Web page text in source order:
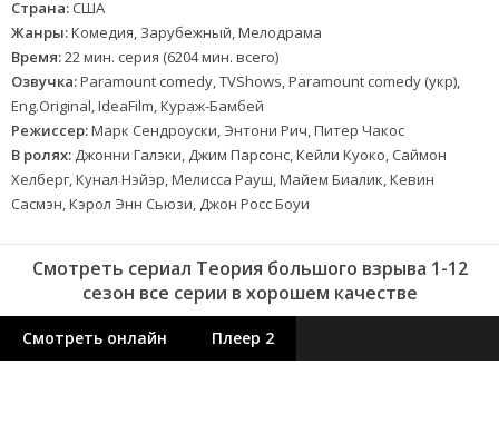
Страна: США
Жанры:Комедия, Зарубежный, Мелодрама
Время:22 мин. серия (6204 мин. всего)
Озвучка:Paramount comedy, TVShows, Paramount comedy (укр),
Eng.Original, IdeaFilm, Кураж-Бамбей
Режиссер:Марк Сендроуски, Энтони Рич, Питер Чакос
В ролях: Джонни Галэки, Джим Парсонс, Кейли Куоко, Саймон
Хелберг, Кунал Нэйэр, Мелисса Рауш, Майем Биалик, Кевин
Сасмэн, Кэрол Энн Сьюзи, Джон Росс Боуи
Смотреть сериал Теория большого взрыва 1-12
сезон все серии в хорошем качестве
Смотреть онлайн Плеер 2